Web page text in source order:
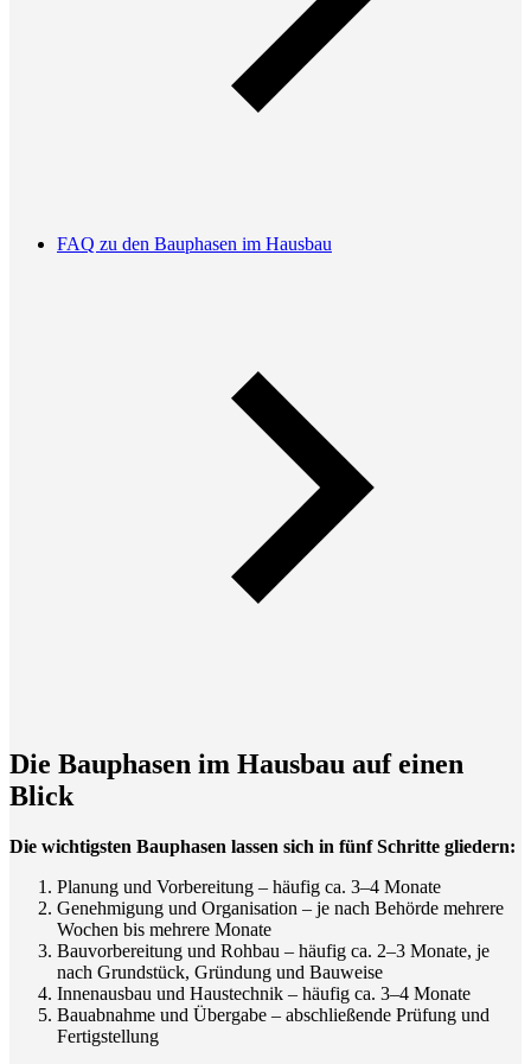
FAQ zu den Bauphasen im Hausbau
Die Bauphasen im Hausbau auf einen
Blick
Die wichtigsten Bauphasen lassen sich in fünf Schritte gliedern:
Planung und Vorbereitung – häufig ca. 3–4 Monate
Genehmigung und Organisation – je nach Behörde mehrere
Wochen bis mehrere Monate
Bauvorbereitung und Rohbau – häufig ca. 2–3 Monate, je
nach Grundstück, Gründung und Bauweise
Innenausbau und Haustechnik – häufig ca. 3–4 Monate
Bauabnahme und Übergabe – abschließende Prüfung und
Fertigstellung